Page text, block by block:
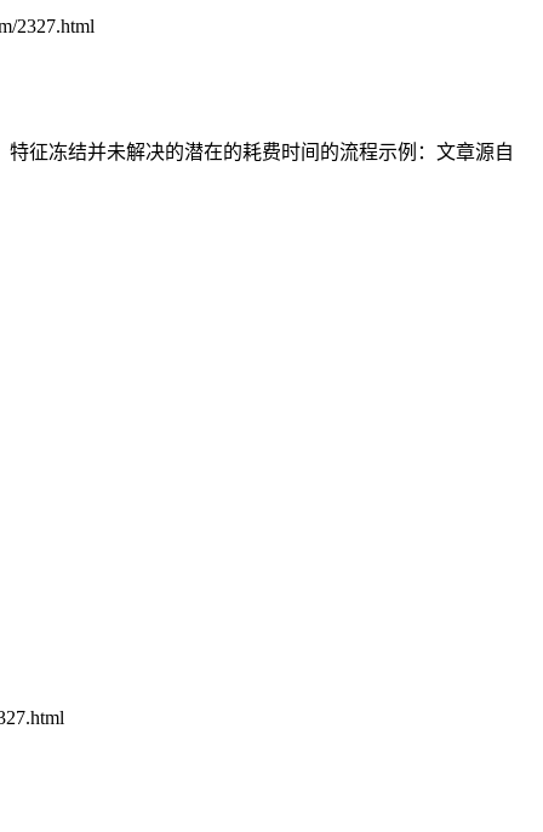
2327.html
征冻结并未解决的潜在的耗费时间的流程示例： 文章源自